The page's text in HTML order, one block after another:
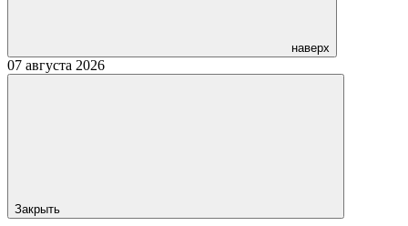
наверх
07 августа 2026
Закрыть